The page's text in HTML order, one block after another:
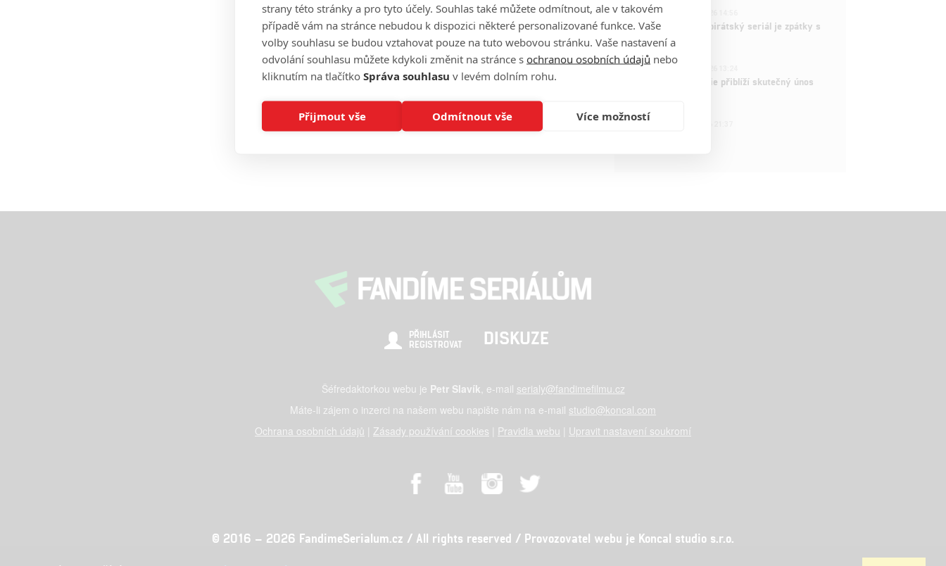
3ČLÁNEK | 15.03.2026 14:56
One Piece: Oblíbený pirátský seriál je zpátky s
novými epizodami
2
Nová dramatická série přiblíží skutečný únos
1
PŘIHLÁSIT
REGISTROVAT
DISKUZE
Šéfredaktorkou webu je Petr Slavík, e-mail serialy@fandimefilmu.cz
Máte-li zájem o inzerci na našem webu napište nám na e-mail studio@koncal.com
Ochrana osobních údajů
Zásady používání cookies Pravidla webu Upravit nastavení soukromí
© 2016 – 2026 FandimeSerialum.cz / All rights reserved / Provozovatel webu je Koncal studio s.r.o.
strany této stránky a pro tyto účely. Souhlas také můžete odmítnout, ale v takovém
případě vám na stránce nebudou k dispozici některé personalizované funkce. Vaše
volby souhlasu se budou vztahovat pouze na tuto webovou stránku. Vaše nastavení a
odvolání souhlasu můžete kdykoli změnit na stránce s ochranou osobních údajů nebo
kliknutím na tlačítko Správa souhlasu v levém dolním rohu.
Přijmout vše Odmítnout vše Více možností